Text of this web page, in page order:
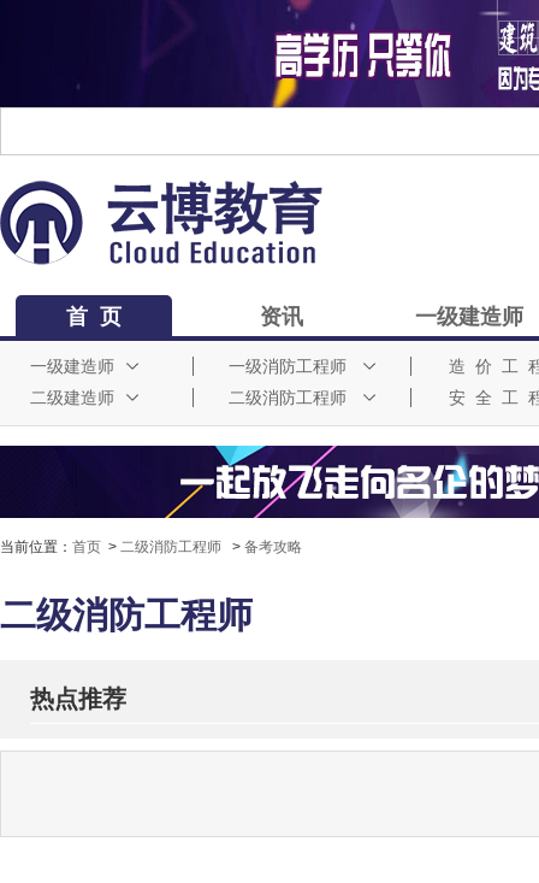
首 页
一级建造师 一级消防工程师
造 价 工
二级建造师
二级消防工程师 安 全 工
资讯 一级建造师
当前位置： 首页 > 二级消防工程师 > 备考攻略
二级消防工程师
热点推荐